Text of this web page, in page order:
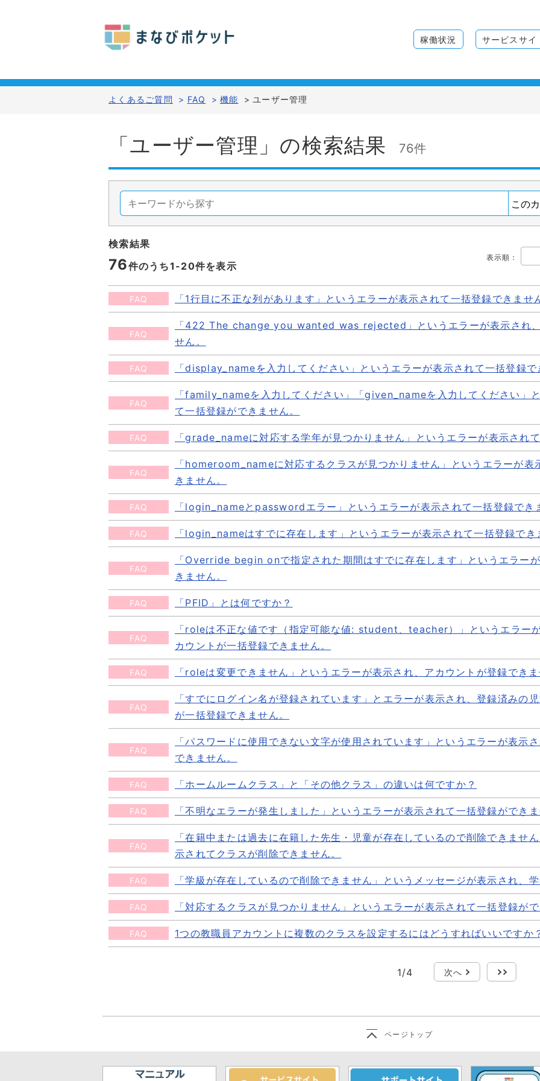
稼働状況 サービスサイ
よくあるご質問 > FAQ > 機能 > ユーザー管理
「ユーザー管理」の検索結果 76件
検索結果
76件のうち1-20件を表示
表示順 ：
FAQ 「1行目に不正な列があります」というエラーが表示されて一括登録できませ
「1行目に不正な列があります」というエラーが表示されて一括登録できません。
アップロードしたファイルに不要なデータが入力されている可能性があります。 不要な
録ファイル自体に問題が起きている場合もございますので、新しくファイルをダウンロー
続きを読む
FAQ
「422 The change you wanted was rejected」というエラーが表示され
せん。
「422 The change you wanted was rejected」というエラーが表示され、アップロ
こちらのエラーが表示された場合、ブラウザのキャッシュクリアをお試しください。 キ
下のFAQをご確認ください。 まなびポケットにログインしたいが、学校コード入力...
続きを読む
FAQ 「display_nameを入力してください」というエラーが表示されて一括登録
「display_nameを入力してください」というエラーが表示されて一括登録できません。
表示名が登録されていない可能性がありますので、登録ファイルを再度ご確認ください。
続きを読む
FAQ
「family_nameを入力してください」「given_nameを入力してください」
て一括登録ができません。
「family_nameを入力してください」「given_nameを入力してください」というエラ
せん。
姓、名どちらか一方のみしか入力していない可能性がございますので、登録ファイルを
登録したい場合は「氏名」をご利用ください。
続きを読む
FAQ 「grade_nameに対応する学年が見つかりません」というエラーが表示され
「grade_nameに対応する学年が見つかりません」というエラーが表示されて一括登録
まなびポケットに登録されている学年設定の名称と一括登録データの学年欄の名称が一
です。学年設定の名称が一致しているかをご確認ください。
続きを読む
FAQ
「homeroom_nameに対応するクラスが見つかりません」というエラーが表
きません。
「homeroom_nameに対応するクラスが見つかりません」というエラーが表示されて一
クラス設定で登録しようとしているクラスがまだ設定されていない場合に表示されるエ
一括登録のアップロードをお試しください。
続きを読む
FAQ 「login_nameとpasswordエラー」というエラーが表示されて一括登録でき
「login_nameとpasswordエラー」というエラーが表示されて一括登録できません。
IDとパスワードが設定されていない場合に表示表示されるエラーです。 登録ファイルの
一括登録のアップロードをお試しください。
続きを読む
FAQ 「login_nameはすでに存在します」というエラーが表示されて一括登録でき
「login_nameはすでに存在します」というエラーが表示されて一括登録できません。
下記のケースが考えられます。登録ファイルの内容をご確認いただき、修正後にアップ
びポケット上にすでに同じユーザーIDが登録済みである →すでに同じユーザーIDが...
続きを読む
FAQ
「Override begin onで指定された期間はすでに存在します」というエラー
きません。
「Override begin onで指定された期間はすでに存在します」というエラーが表示され
アップロードファイルの学年・クラス欄に記載されたクラスが、すでに「その他クラス
エラーです。 その他クラスの設定を外してから、再度アップロードをお試しください。
続きを読む
FAQ 「PFID」とは何ですか？
「PFID」とは何ですか？
「PFID」は、ユーザーの新規登録時に、それぞれのユーザーIDに個別に付与されるシス
れた「PFID」は、後からユーザー側で変更したり削除したりすることはできません...
続きを読む
FAQ
「roleは不正な値です（指定可能な値: student、teacher）」というエラー
カウントが一括登録できません。
「roleは不正な値です（指定可能な値: student、teacher）」というエラーが表示され
できません。
新しい行に保護者アカウント情報のみを入力し、登録しようとした場合に表示されるエ
行の「保護者アカウントの表示名」「保護者アカウントのID」「保護者アカウントのパ
続きを読む
FAQ 「roleは変更できません」というエラーが表示され、アカウントが登録でき
「roleは変更できません」というエラーが表示され、アカウントが登録できません。
まなびポケットに登録済のアカウントのrole（役割・teacherやstudentなど）を後から
カウント作成時にrole（役割）を誤って登録してしまった場合、該当アカウント...
続きを読む
FAQ
「すでにログイン名が登録されています」とエラーが表示され、登録済みの
が一括登録できません。
「すでにログイン名が登録されています」とエラーが表示され、登録済みの児童・生徒
ん。
既に登録済みであるユーザーのPFID欄を空欄にしたままアップロードしようとすると、
ざいます。 登録済みの児童・生徒のパスワード変更は、ユーザー管理画面から以下の手
続きを読む
FAQ
「パスワードに使用できない文字が使用されています」というエラーが表示
できません。
「パスワードに使用できない文字が使用されています」というエラーが表示され、パス
まなびポケットに登録可能なIDとパスワードの設定条件は下記をご確認ください。 アカ
が異なります。 【教職員、保護者アカウント】IDは数字と英文字のみ設定可能。...
続きを読む
FAQ 「ホームルームクラス」と「その他クラス」の違いは何ですか？
「ホームルームクラス」と「その他クラス」の違いは何ですか？
「ホームルームクラス」は、そのユーザーが所属するクラスになります。 (例として1年1
ホームルームクラスになります) 「その他クラス」は、そのユーザーの所属クラス...
続きを読む
FAQ 「不明なエラーが発生しました」というエラーが表示されて一括登録ができ
「不明なエラーが発生しました」というエラーが表示されて一括登録ができません。
お使いのブラウザのキャッシュのクリア、または別のブラウザに変更して実施の上、再
キャッシュクリア、別ブラウザに変更しても改善しない場合は、アップロードする登録
続きを読む
FAQ
「在籍中または過去に在籍した先生・児童が存在しているので削除できませ
示されてクラスが削除できません。
「在籍中または過去に在籍した先生・児童が存在しているので削除できません」とメッ
できません。
削除しようとしているクラスに、所属しているユーザーがいる時に表示されます。 学校
理画面＞ユーザー設定画面で、削除したいクラスに紐づいているユーザーからクラス情
FAQ 「学級が存在しているので削除できません」というメッセージが表示され、
「学級が存在しているので削除できません」というメッセージが表示され、学年を削除で
クラス情報を削除する前に学年を削除しようとすると表示されるエラーメッセージです
画面で、削除したい学年に紐づいているクラス情報をすべて削除してから、学年設定で
FAQ 「対応するクラスが見つかりません」というエラーが表示されて一括登録が
「対応するクラスが見つかりません」というエラーが表示されて一括登録ができません。
ーです。 登録ファイルの名称とクラス設定の名称が一致しているかをご確認ください。
FAQ 1つの教職員アカウントに複数のクラスを設定するにはどうすればいいですか
1つの教職員アカウントに複数のクラスを設定するにはどうすればいいですか？
ホームルームクラスは1クラスまでしか登録できませんが、その他クラスに複数のクラス
続きを読む
1/4 次へ 最後
ページトップ